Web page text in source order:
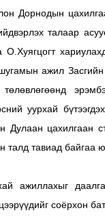
Дорнодын
талаар
ажил
уурхай
цахилгаан
талд тавиад байгаа
ажиллахыг
соёрхон